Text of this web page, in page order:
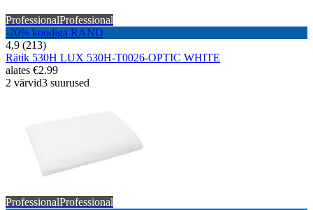
ProfessionalProfessional
-20% koodiga RAND
4,9 (213)
Rätik 530H LUX 530H-T0026-OPTIC WHITE
alates €2.99
2 värvid3 suurused
ProfessionalProfessional